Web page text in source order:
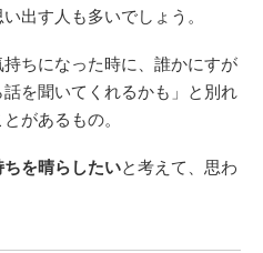
出す人も多いでしょう。
ちになった時に、誰かにすが
を聞いてくれるかも」と別れ
があるもの。
を晴らしたいと考えて、思わ